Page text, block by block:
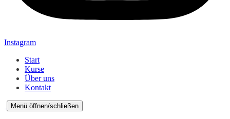
Instagram
Start
Kurse
Über uns
Kontakt
Menü öffnen/schließen